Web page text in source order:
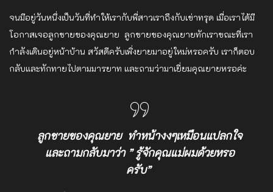
จนมีอยู่วันหนึ่งเป็นวันที่ทำให้เรากับพี่สาวเราถึงกับเข่าทรุด เมื่อเราได้มี
โอกาสเจอลูกชายของคุณยาย ลูกชายของคุณยายทักเราขณะที่เรา
กำลังเดินอยู่หน้าบ้าน สวัสดีครับเพิ่งยายมาอยู่ใหม่หรอครับ เราก็ตอบ
กลับและทักทายไปตามมารยาท และถามว่ามาเยี่ยมคุณยายหรอค่ะ
ลูกชายของคุณยาย ทำหน้างงๆเหมือนแปลกใจ
และถามกลับมาว่า ” รู้จักคุณแม่ผมด้วยหรอ
ครับ”